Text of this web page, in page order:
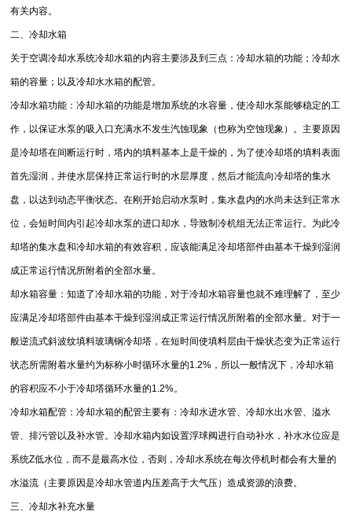
有关内容。
二、冷却水箱
关于空调冷却水系统冷却水箱的内容主要涉及到三点：冷却水箱的功能；冷却水
箱的容量；以及冷却水水箱的配管。
冷却水箱功能：冷却水箱的功能是增加系统的水容量，使冷却水泵能够稳定的工
作，以保证水泵的吸入口充满水不发生汽蚀现象（也称为空蚀现象）。主要原因
是冷却塔在间断运行时，塔内的填料基本上是干燥的，为了使冷却塔的填料表面
首先湿润，并使水层保持正常运行时的水层厚度，然后才能流向冷却塔的集水
盘，以达到动态平衡状态。在刚开始启动水泵时，集水盘内的水尚未达到正常水
位，会短时间内引起冷却水泵的进口却水，导致制冷机组无法正常运行。为此冷
却塔的集水盘和冷却水箱的有效容积，应该能满足冷却塔部件由基本干燥到湿润
成正常运行情况所附着的全部水量。
却水箱容量：知道了冷却水箱的功能，对于冷却水箱容量也就不难理解了，至少
应满足冷却塔部件由基本干燥到湿润成正常运行情况所附着的全部水量。对于一
般逆流式斜波纹填料玻璃钢冷却塔，在短时间使填料层由干燥状态变为正常运行
状态所需附着水量约为标称小时循环水量的1.2%，所以一般情况下，冷却水箱
的容积应不小于冷却塔循环水量的1.2%。
冷却水箱配管：冷却水箱的配管主要有：冷却水进水管、冷却水出水管、溢水
管、排污管以及补水管。冷却水箱内如设置浮球阀进行自动补水，补水水位应是
系统Z低水位，而不是最高水位，否则，冷却水系统在每次停机时都会有大量的
水溢流（主要原因是冷却水管道内压差高于大气压）造成资源的浪费。
三、冷却水补充水量